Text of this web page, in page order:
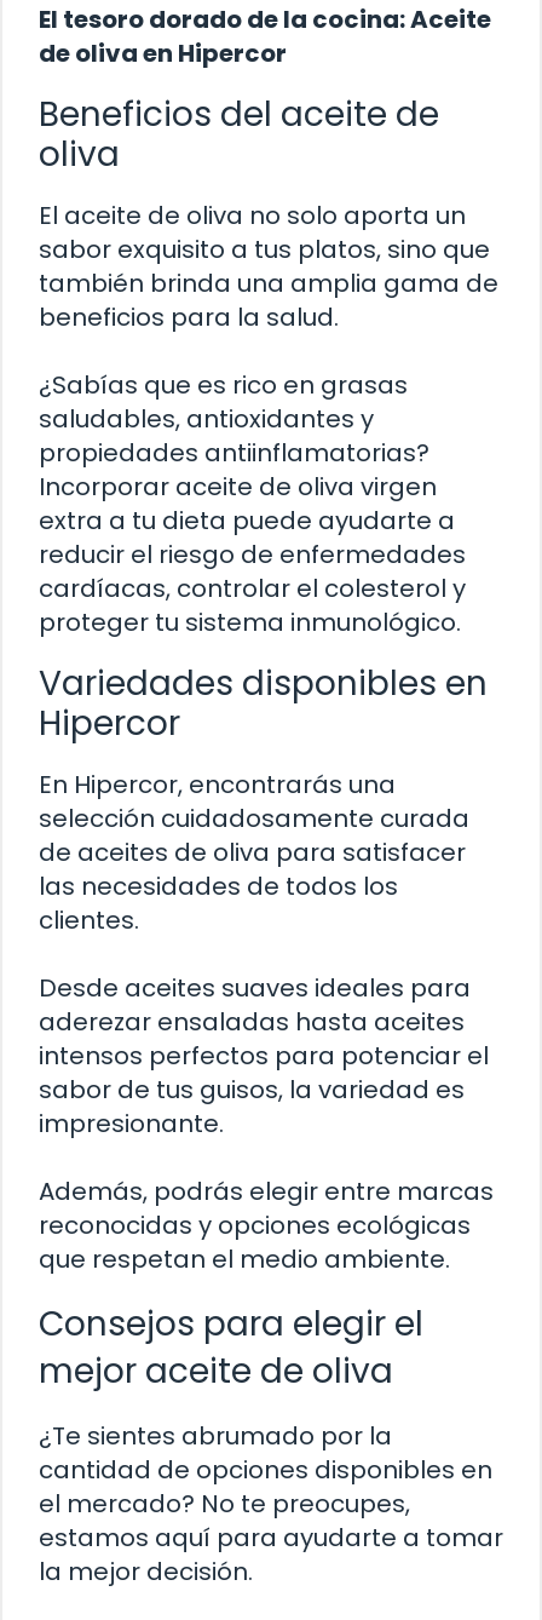
El tesoro dorado de la cocina: Aceite
de oliva en Hipercor
Beneficios del aceite de
oliva
El aceite de oliva no solo aporta un
sabor exquisito a tus platos, sino que
también brinda una amplia gama de
beneficios para la salud.
¿Sabías que es rico en grasas
saludables, antioxidantes y
propiedades antiinflamatorias?
Incorporar aceite de oliva virgen
extra a tu dieta puede ayudarte a
reducir el riesgo de enfermedades
cardíacas, controlar el colesterol y
proteger tu sistema inmunológico.
Variedades disponibles en
Hipercor
En Hipercor, encontrarás una
selección cuidadosamente curada
de aceites de oliva para satisfacer
las necesidades de todos los
clientes.
Desde aceites suaves ideales para
aderezar ensaladas hasta aceites
intensos perfectos para potenciar el
sabor de tus guisos, la variedad es
impresionante.
Además, podrás elegir entre marcas
reconocidas y opciones ecológicas
que respetan el medio ambiente.
Consejos para elegir el
mejor aceite de oliva
¿Te sientes abrumado por la
cantidad de opciones disponibles en
el mercado? No te preocupes,
estamos aquí para ayudarte a tomar
la mejor decisión.